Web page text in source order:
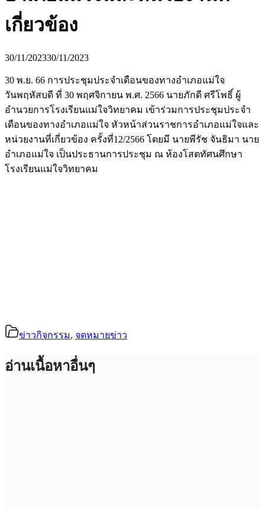
เกี่ยวข้อง
30/11/202330/11/2023
30 พ.ย. 66 การประชุมประจำเดือนของทางอำเภอแม่ใจ
วันพฤหัสบดี ที่ 30 พฤศจิกายน พ.ศ. 2566 นายภักดี ศรีโพธิ์ ผู้
อำนวยการโรงเรียนแม่ใจวิทยาคม เข้าร่วมการประชุมประจำ
เดือนของทางอำเภอแม่ใจ หัวหน้าส่วนราชการอำเภอแม่ใจและ
หน่วยงานที่เกี่ยวข้อง ครั้งที่12/2566 โดยมี นายพีรัช จันธิมา นาย
อำเภอแม่ใจ เป็นประธานการประชุม ณ ห้องโสตทัศนศึกษา
โรงเรียนแม่ใจวิทยาคม
ข่าวกิจกรรม, จดหมายข่าว
อ่านเนื้อหาอื่นๆ